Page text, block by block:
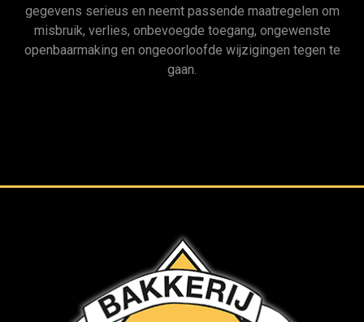
gegevens serieus en neemt passende maatregelen om
misbruik, verlies, onbevoegde toegang, ongewenste
openbaarmaking en ongeoorloofde wijzigingen tegen te
gaan.